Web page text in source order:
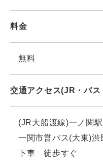
料金
無料
交通アクセス(JR・バス
(JR大船渡線)一ノ関
一関市営バス(大東)
下車 徒歩すぐ